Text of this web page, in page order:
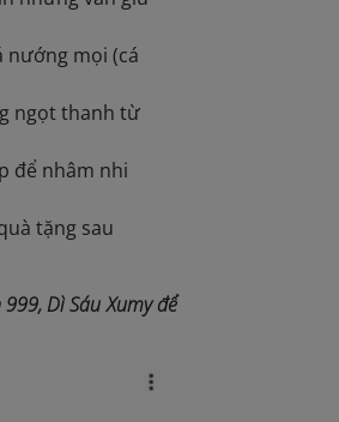
nướng mọi (cá
ngọt thanh từ
để nhâm nhi
tặng sau
Dì Sáu Xumy để